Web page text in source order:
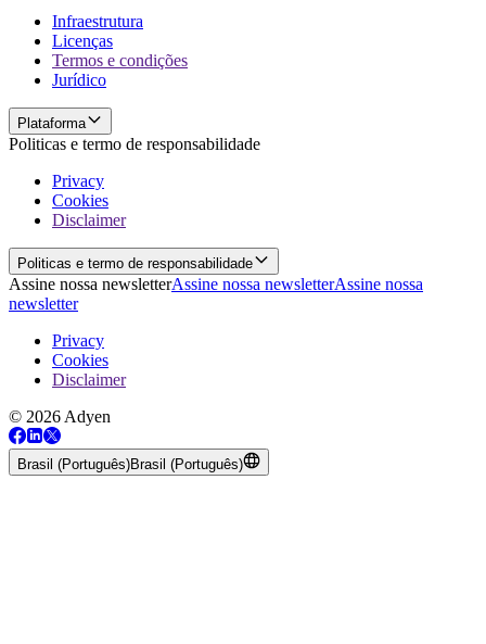
Infraestrutura
Licenças
Termos e condições
Jurídico
Plataforma
Politicas e termo de responsabilidade
Privacy
Cookies
Disclaimer
Politicas e termo de responsabilidade
Assine nossa newsletterAssine nossa newsletterAssine nossa
newsletter
Privacy
Cookies
Disclaimer
© 2026 Adyen
Brasil (Português)Brasil (Português)